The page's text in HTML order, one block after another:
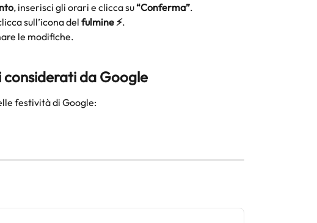
, inserisci gli orari e clicca su “Conferma”.
sull’icona del fulmine ⚡️.
le modifiche.
considerati da Google
festività di Google: